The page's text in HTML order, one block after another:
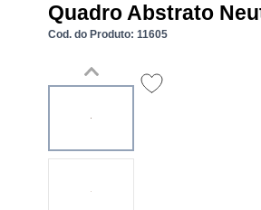
Quadro Abstrato
Cod. do Produto: 11605